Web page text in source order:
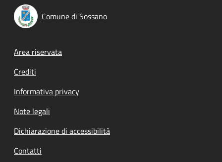
Comune di Sossano
Footer menu
Area riservata
Crediti
Informativa privacy
Note legali
Dichiarazione di accessibilità
Contatti